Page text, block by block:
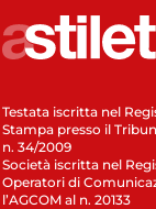
Testata iscritta nel
Stampa presso il
n. 34/2009
Società iscritta nel
Operatori di
l’AGCOM al n. 20133